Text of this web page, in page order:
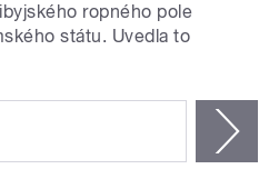
ropného pole
státu. Uvedla to